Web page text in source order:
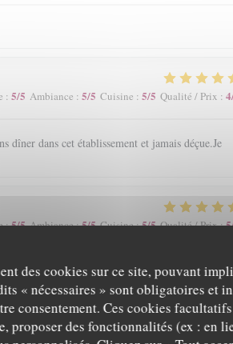
des cookies sur ce site, pouvant
« nécessaires » sont obligatoires et
consentement. Ces cookies
proposer des fonctionnalités (ex : en
: 5/5 Ambiance : 5/5 Cuisine : 5/5 Qualité / Prix : 4
dîner dans cet établissement et jamais déçue.Je
:5/5 Ambiance:5/5 Cuisine:5/5 Qualité / Prix:5
5 Ambiance 5 Cuisine Qualité / Prix